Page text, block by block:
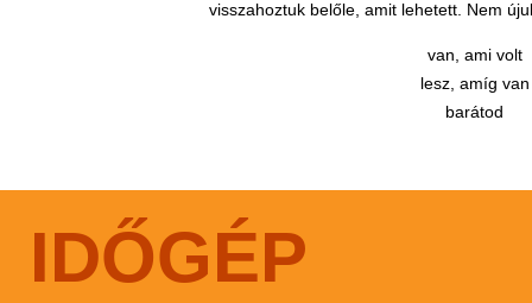
visszahoztuk belőle, amit lehetett. Nem
van, ami volt
lesz, amíg van
barátod
IDŐGÉP